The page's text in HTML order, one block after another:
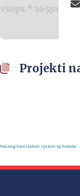
Projekti
FaLang translation system by Faboba